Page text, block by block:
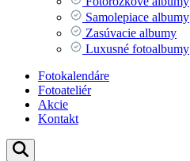
Samolepiace albumy
Zasúvacie albumy
Luxusné fotoalbumy
Fotokalendáre
Fotoateliér
Akcie
Kontakt